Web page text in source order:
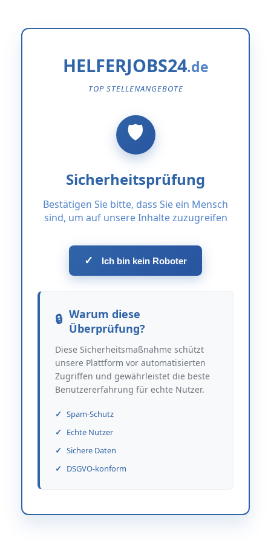
HELFERJOBS24
TOP STELLENANGEBOTE
Sicherheitsprüfung
Bestätigen Sie bitte, dass Sie ein Mensch
sind, um auf unsere Inhalte zuzugreifen
✓ Ich bin kein Roboter
Warum diese
Überprüfung?
Diese Sicherheitsmaßnahme schützt
unsere Plattform vor automatisierten
Zugriffen und gewährleistet die beste
Benutzererfahrung für echte Nutzer.
Spam-Schutz
Echte Nutzer
Sichere Daten
DSGVO-konform